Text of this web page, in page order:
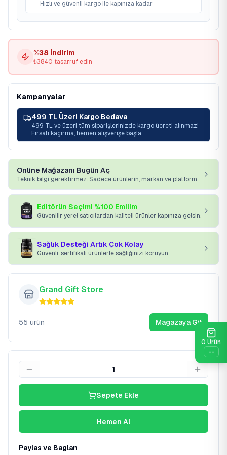
Hızlı ve güvenli kargo ile kapınıza kadar
%38 İndirim
₺3840 tasarruf edin
Kampanyalar
499 TL Üzeri Kargo Bedava
499 TL ve üzeri tüm siparişlerinizde kargo ücreti alınmaz!
Fırsatı kaçırma, hemen alışverişe başla.
Online Mağazanı Bugün Aç
Teknik bilgi gerektirmez. Sadece ürünlerin, markan ve platformumuz yeterli.
Editörün Seçimi %100 Emilim
Güvenilir yerel satıcılardan kaliteli ürünler kapınıza gelsin.
Sağlık Desteği Artık Çok Kolay
Güvenli, sertifikalı ürünlerle sağlığınızı koruyun.
Grand Gift Store
55 ürün Magazaya Git
1
Sepete Ekle
Hemen Al
Paylas ve Baglan
0 Ürün
--